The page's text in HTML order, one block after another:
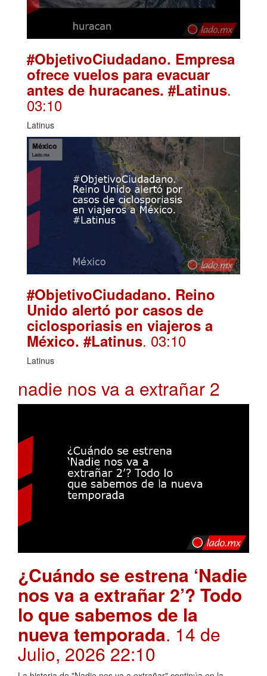
#ObjetivoCiudadano. Empresa
ofrece vuelos para evacuar
antes de huracanes. #Latinus.
03:10
Latinus
#ObjetivoCiudadano. Reino
Unido alertó por casos de
ciclosporiasis en viajeros a
México. #Latinus. 03:10
Latinus
nadie nos va a extrañar 2
¿Cuándo se estrena ‘Nadie
nos va a extrañar 2’? Todo
lo que sabemos de la
nueva temporada. 14 de
Julio, 2026 22:10